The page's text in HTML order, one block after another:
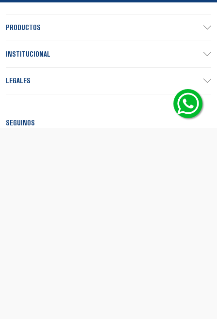
PRODUCTOS
INSTITUCIONAL
LEGALES
SEGUINOS